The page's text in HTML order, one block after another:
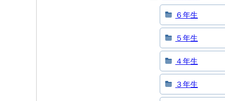
６年生
５年生
４年生
３年生